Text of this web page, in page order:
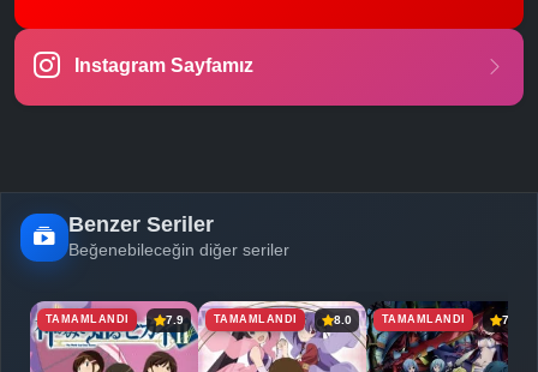
-Bölüm No: 24
Instagram Sayfamız
Benzer Seriler
Beğenebileceğin diğer seriler
TAMAMLANDI 7.9 TAMAMLANDI 8.0 TAMAMLANDI 7.3